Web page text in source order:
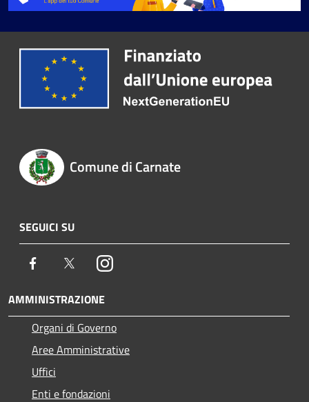
Comune di Carnate
SEGUICI SU
Facebook TwitterInstagram
AMMINISTRAZIONE
Organi di Governo
Aree Amministrative
Uffici
Enti e fondazioni